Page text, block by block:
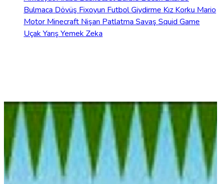
Bulmaca Dövüş Fixoyun FutbolGiydirme Kız Korku Mario
Motor Minecraft Nişan Patlatma Savaş Squid Game
Uçak Yarış Yemek Zeka